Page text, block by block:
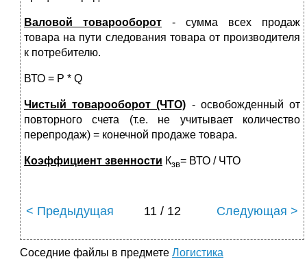
Валовой товарооборот - сумма всех продаж
товара на пути следования товара от производителя
к потребителю.
ВТО = Р * Q
Чистый товарооборот (ЧТО) - освобожденный от
повторного счета (т.е. не учитывает количество
перепродаж) = конечной продаже товара.
Коэффициент звенности Кзв= ВТО / ЧТО
< Предыдущая 11 / 12 Следующая >
Соседние файлы в предмете Логистика